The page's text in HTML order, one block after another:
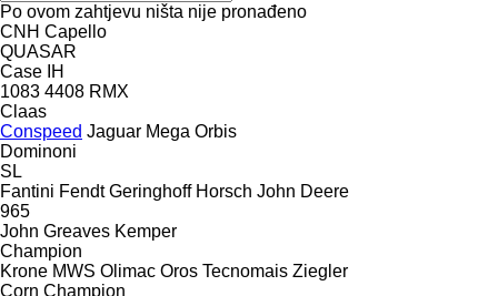
Po ovom zahtjevu ništa nije pronađeno
CNH Capello
QUASAR
Case IH
1083 4408 RMX
Claas
Conspeed Jaguar Mega Orbis
Dominoni
SL
Fantini Fendt Geringhoff Horsch John Deere
965
John Greaves Kemper
Champion
Krone MWS Olimac Oros Tecnomais Ziegler
Corn Champion